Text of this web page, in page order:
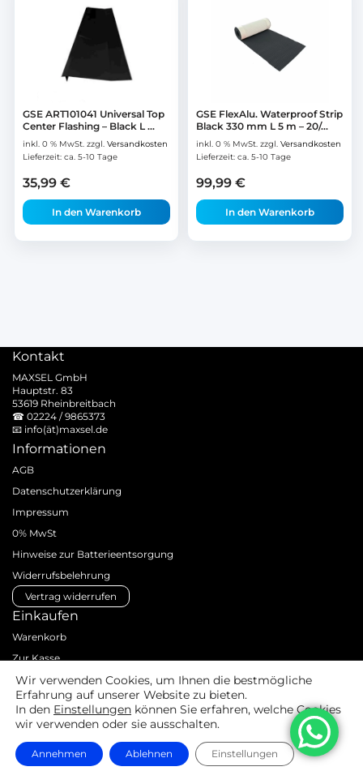
GSE ART101041 Universal Top
Center Flashing – Black L ...
inkl. 0 % MwSt. zzgl. Versandkosten
Lieferzeit: ca. 5-10 Tage
35,99 €
In den Warenkorb
GSE FlexAlu. Waterproof Strip
Black 330 mm L 5 m – 20/...
inkl. 0 % MwSt. zzgl. Versandkosten
Lieferzeit: ca. 5-10 Tage
99,99 €
In den Warenkorb
Kontakt
MAXSEL GmbH
Hauptstr. 83
53619 Rheinbreitbach
☎ 02224 / 9865373
📧 info(ät)maxsel.de
Informationen
AGB
Datenschutzerklärung
Impressum
0% MwSt
Hinweise zur Batterieentsorgung
Widerrufsbelehrung
Vertrag widerrufen
Einkaufen
Warenkorb
Zur Kasse
Zahlungsarten
Versandarten & -kosten
Produktanfrage
Innergemeinschaftliche Lieferungen
© MAXSEL GmbH
Wir verwenden Cookies, um Ihnen die bestmögliche
Erfahrung auf unserer Website zu bieten.
In den Einstellungen können Sie erfahren, welche Cookies
wir verwenden oder sie ausschalten.
Annehmen Ablehnen Einstellungen